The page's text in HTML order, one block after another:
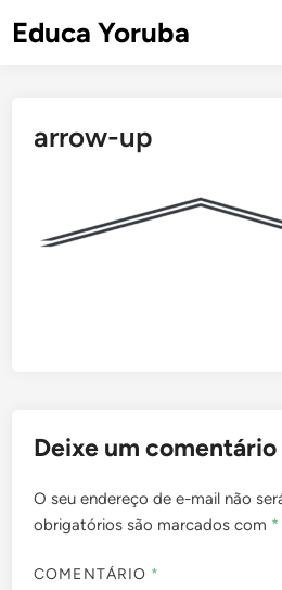
toEduca Yoruba
arrow-up
Deixe um comentário
O seu endereço de e-mail não
obrigatórios são marcados com *
COMENTÁRIO *